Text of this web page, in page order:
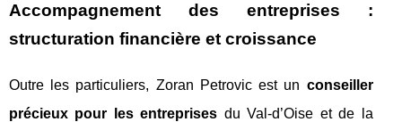
Accompagnement des entreprises :
structuration financière et croissance
Outre les particuliers, Zoran Petrovic est un conseiller
précieux pour les entreprises du Val-d’Oise et de la